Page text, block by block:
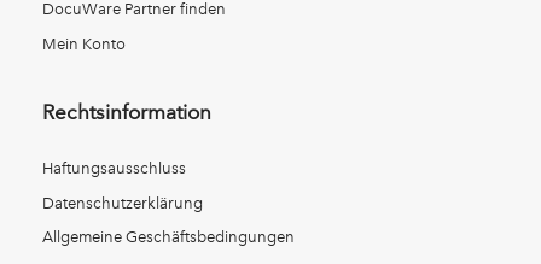
DocuWare Partner finden
Mein Konto
Rechtsinformation
Haftungsausschluss
Datenschutzerklärung
Allgemeine Geschäftsbedingungen